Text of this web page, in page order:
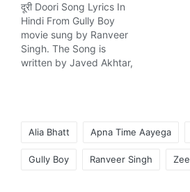
दूरी Doori Song Lyrics In
Hindi From Gully Boy
movie sung by Ranveer
Singh. The Song is
written by Javed Akhtar,
Alia Bhatt Apna Time Aayega
Gully Boy Ranveer Singh Zee